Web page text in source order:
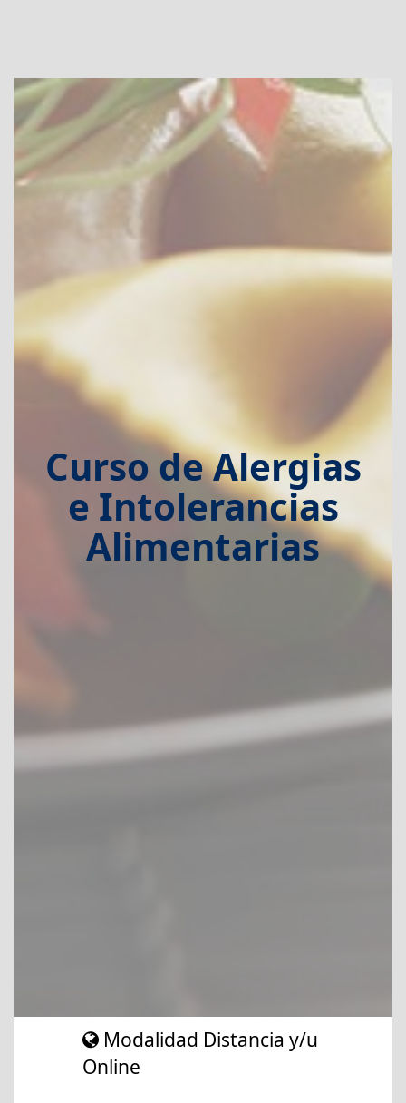
Curso de Alergias
e Intolerancias
Alimentarias
Modalidad Distancia y/u
Online